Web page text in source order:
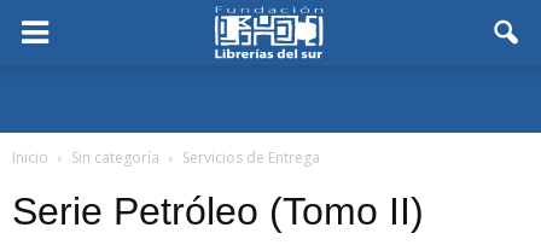
Inicio Sin categoría Servicios de Entrega
Serie Petróleo (Tomo II)